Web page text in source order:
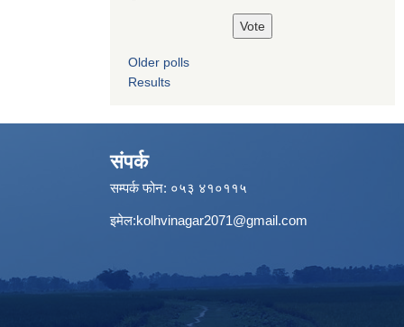
Older polls
Results
संपर्क
सम्पर्क फोन: ०५३ ४१०११५
इमेल:kolhvinagar2071@gmail.com